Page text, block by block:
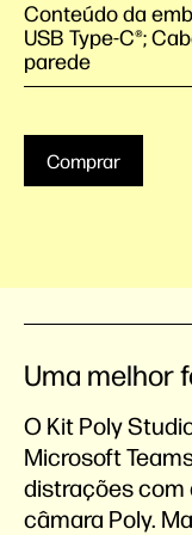
Conteúdo da
USB Type-C®️;
parede
Comprar
Uma melhor
O Kit Poly
Microsoft
distrações com
câmara Poly.